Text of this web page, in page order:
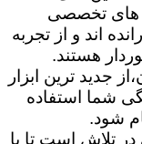
های تخصصی
اند و از تجربه
هستند.
جدید ترین ابزار
شما استفاده
شود.
تلاش است تا با